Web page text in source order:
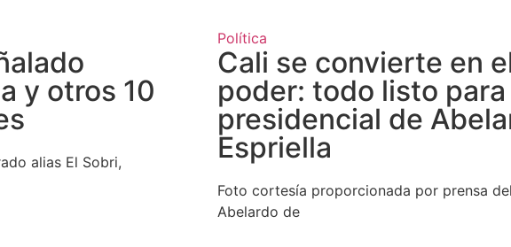
y otros 10
alias El Sobri,
Política
Cali se convierte en
poder: todo listo
presidencial de
Espriella
Foto cortesía proporcionada por prensa
Abelardo de